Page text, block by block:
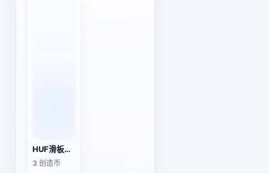
HUF滑板棒球帽
3 创造币